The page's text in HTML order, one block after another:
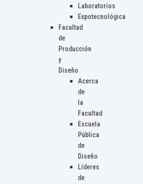
Laboratorios
Expotecnológica
Facultad
de
Producción
y
Diseño
Acerca
de
la
Facultad
Escuela
Pública
de
Diseño
Líderes
de